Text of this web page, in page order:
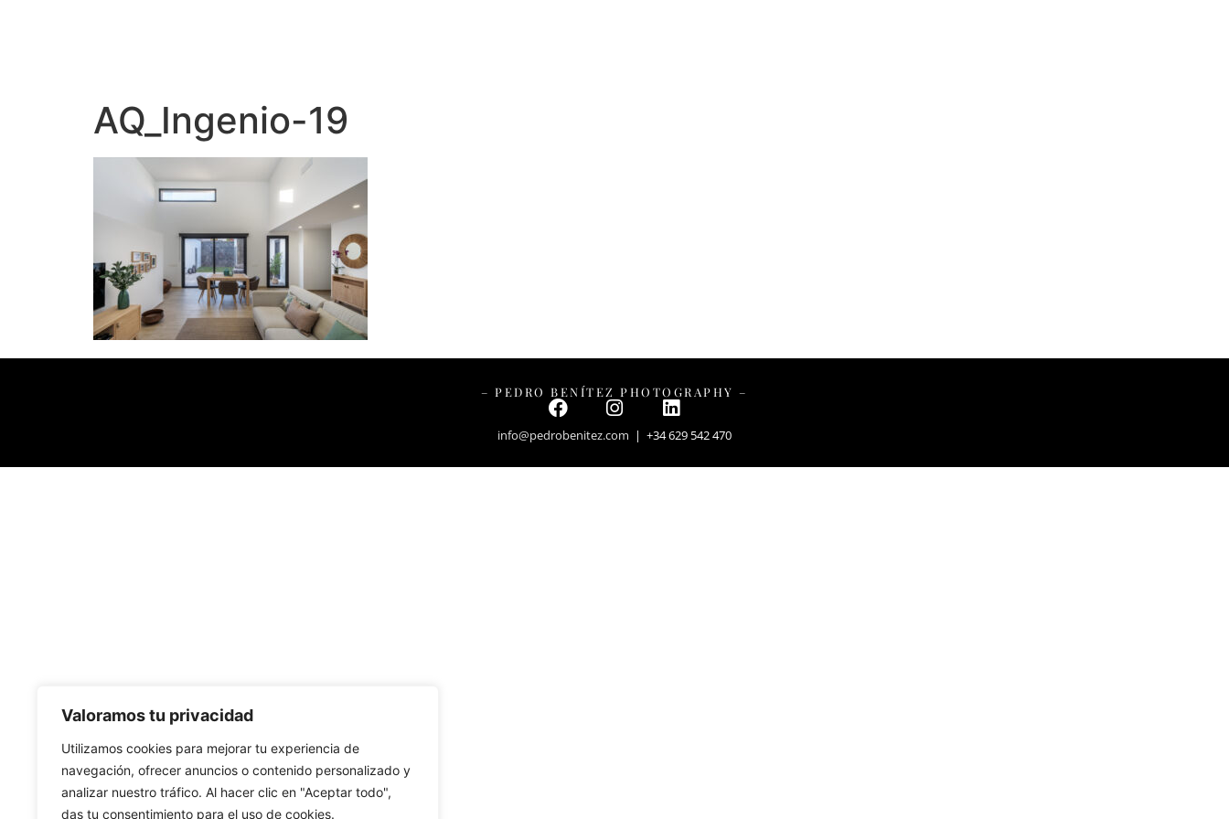
Valoramos tu privacidad
Utilizamos cookies para mejorar tu experiencia de
navegación, ofrecer anuncios o contenido personalizado y
analizar nuestro tráfico. Al hacer clic en "Aceptar todo",
das tu consentimiento para el uso de cookies.
AQ_Ingenio-19
– PEDRO BENÍTEZ PHOTOGRAPHY –
info@pedrobenitez.com | +34 629 542 470